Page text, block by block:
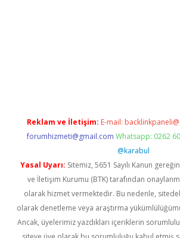
Reklam ve İletişim: E-mail:
forumhizmeti@gmail.com Whatsapp: 0262
@karabul
Yasal Uyarı: Sitemiz, 5651 Sayılı Kanun
ve İletişim Kurumu (BTK) tarafından
olarak hizmet vermektedir. Bu nedenle,
olarak denetleme veya araştırma
Ancak, üyelerimiz yazdıkları içeriklerin